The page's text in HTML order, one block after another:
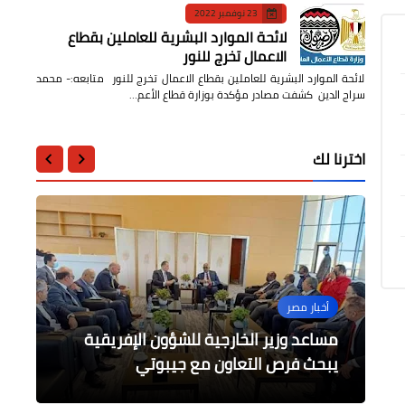
23 نوفمبر 2022
لائحة الموارد البشرية للعاملين بقطاع
الاعمال تخرج للنور
لائحة الموارد البشرية للعاملين بقطاع الاعمال تخرج للنور متابعه:- محمد
سراج الدين كشفت مصادر مؤكدة بوزارة قطاع الأعم…
اخترنا لك
التعليم
متابعة العلاقات العامة والإعلام بالمديرية
مدرسة طلمبات 7 تعليم اساسي
أخبار مصر
مساعد وزير الخارجية للشؤون الإفريقية
يبحث فرص التعاون مع جيبوتي
أخبار مصر
بيان نقابة الإعلاميين عن التحقيق مع
مبروك عطيه و شريف عامر
فن
المطربه بلقيس بفستان جديد زهري اللون
يخطف الأنظار
عالمى
الرئيس الفرنسي: الأيام المقبلة ستكون
أشد قسوة على أوكرانيا